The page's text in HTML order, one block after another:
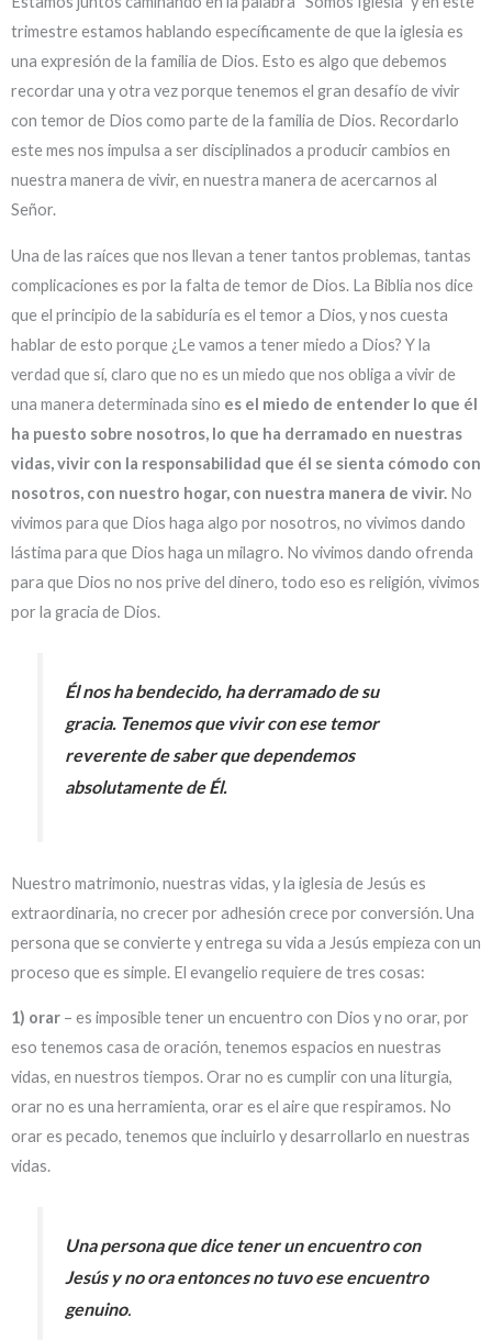
trimestre estamos hablando específicamente de que la iglesia es
una expresión de la familia de Dios. Esto es algo que debemos
recordar una y otra vez porque tenemos el gran desafío de vivir
con temor de Dios como parte de la familia de Dios. Recordarlo
este mes nos impulsa a ser disciplinados a producir cambios en
nuestra manera de vivir, en nuestra manera de acercarnos al
Señor.
Una de las raíces que nos llevan a tener tantos problemas, tantas
complicaciones es por la falta de temor de Dios. La Biblia nos dice
que el principio de la sabiduría es el temor a Dios, y nos cuesta
hablar de esto porque ¿Le vamos a tener miedo a Dios? Y la
verdad que sí, claro que no es un miedo que nos obliga a vivir de
una manera determinada sino es el miedo de entender lo que él
ha puesto sobre nosotros, lo que ha derramado en nuestras
vidas, vivir con la responsabilidad que él se sienta cómodo con
nosotros, con nuestro hogar, con nuestra manera de vivir. No
vivimos para que Dios haga algo por nosotros, no vivimos dando
lástima para que Dios haga un milagro. No vivimos dando ofrenda
para que Dios no nos prive del dinero, todo eso es religión, vivimos
por la gracia de Dios.
Él nos ha bendecido, ha derramado de su
gracia. Tenemos que vivir con ese temor
reverente de saber que dependemos
absolutamente de Él.
Nuestro matrimonio, nuestras vidas, y la iglesia de Jesús es
extraordinaria, no crecer por adhesión crece por conversión. Una
persona que se convierte y entrega su vida a Jesús empieza con un
proceso que es simple. El evangelio requiere de tres cosas:
1) orar – es imposible tener un encuentro con Dios y no orar, por
eso tenemos casa de oración, tenemos espacios en nuestras
vidas, en nuestros tiempos. Orar no es cumplir con una liturgia,
orar no es una herramienta, orar es el aire que respiramos. No
orar es pecado, tenemos que incluirlo y desarrollarlo en nuestras
vidas.
Una persona que dice tener un encuentro con
Jesús y no ora entonces no tuvo ese encuentro
genuino.